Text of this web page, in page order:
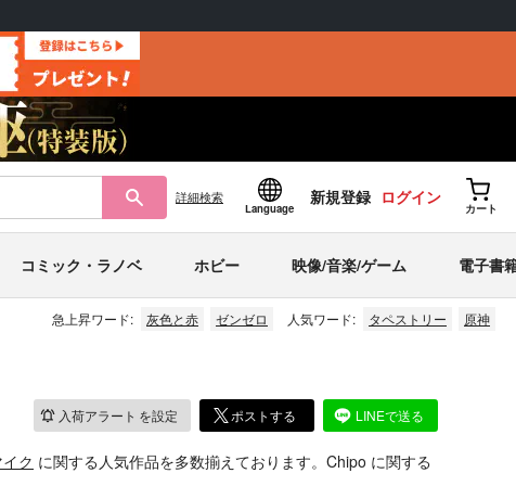
詳細検索
Language
新規登録 ログイン
カート
コミック・ラノベ ホビー 映像/音楽/ゲーム 電子書
急上昇ワード: 灰色と赤 ゼンゼロ 人気ワード: タペストリー 原神
入荷アラート を設定 ポストする LINEで送る
ク に関する人気作品を多数揃えております。Chipo に関する